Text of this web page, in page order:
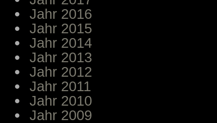
Jahr 2016
Jahr 2015
Jahr 2014
Jahr 2013
Jahr 2012
Jahr 2011
Jahr 2010
Jahr 2009